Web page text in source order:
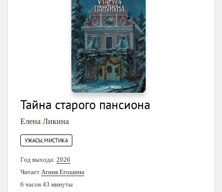
Тайна старого пансиона
Елена Ликина
УЖАСЫ, МИСТИКА
Год выхода: 2026
Читает Агния Егошина
6 часов 43 минуты